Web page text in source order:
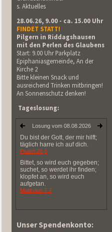
s. Aktuelles
28.06.26, 9.00 - ca. 15.00 Uhr
FINDET STATT!
Pilgern in Riddagshausen
mit den Perlen des Glaubens
Start: 9.00 Uhr Parkplatz
Epiphaniasgemeinde, An der
Kirche 2
Bitte kleinen Snack und
ausreichend Trinken mitbringen!
An Sonnenschutz denken!
Tageslosung:
Unser Spendenkonto: